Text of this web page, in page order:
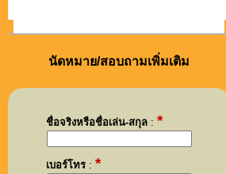
นัดหมาย/สอบถามเพิ่มเติม
ชื่อจริงหรือชื่อเล่น-สกุล :*
เบอร์โทร :*